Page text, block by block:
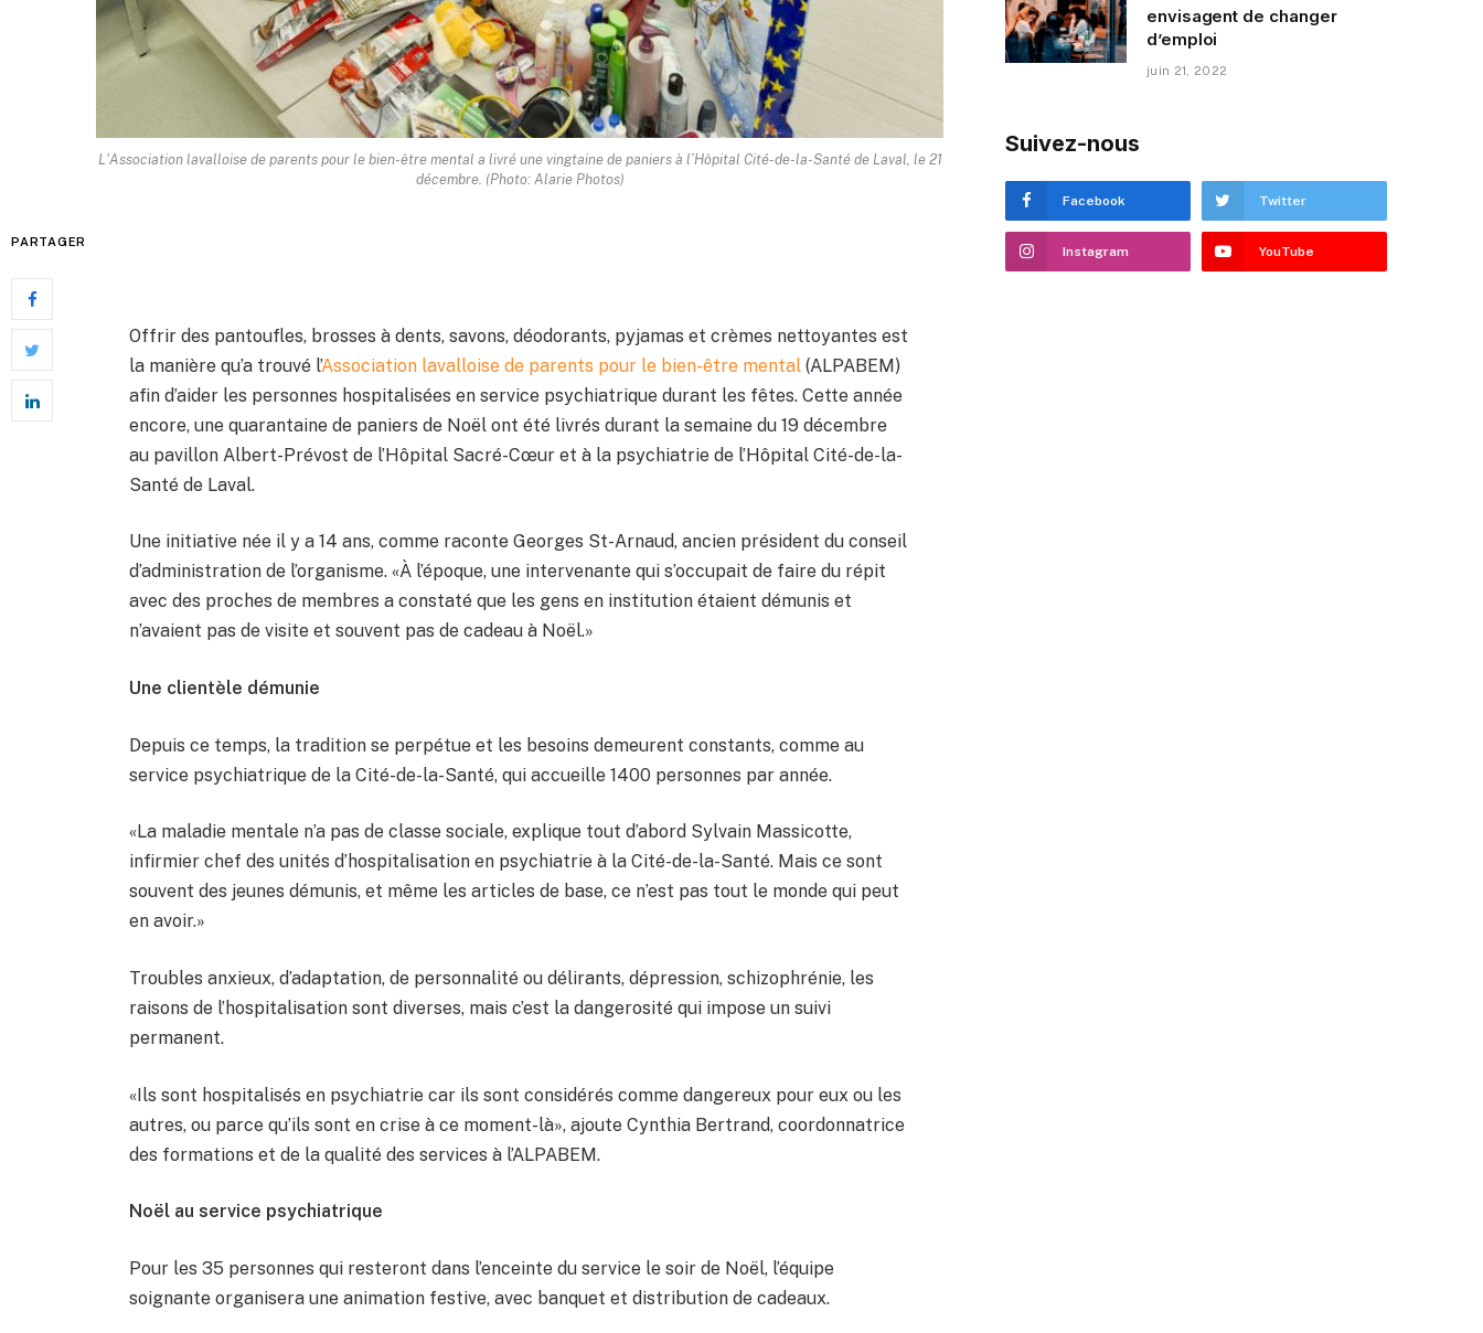
L'Association lavalloise de parents pour le bien-être mental a livré une vingtaine de paniers à l’Hôpital Cité-de-la-Santé de Laval, le 21
décembre. (Photo: Alarie Photos)
PARTAGER
Offrir des pantoufles, brosses à dents, savons, déodorants, pyjamas et crèmes nettoyantes est
la manière qu’a trouvé l’Association lavalloise de parents pour le bien-être mental (ALPABEM)
afin d’aider les personnes hospitalisées en service psychiatrique durant les fêtes. Cette année
encore, une quarantaine de paniers de Noël ont été livrés durant la semaine du 19 décembre
au pavillon Albert-Prévost de l’Hôpital Sacré-Cœur et à la psychiatrie de l’Hôpital Cité-de-la-
Santé de Laval.
Une initiative née il y a 14 ans, comme raconte Georges St-Arnaud, ancien président du conseil
d’administration de l’organisme. «À l’époque, une intervenante qui s’occupait de faire du répit
avec des proches de membres a constaté que les gens en institution étaient démunis et
n’avaient pas de visite et souvent pas de cadeau à Noël.»
Une clientèle démunie
Depuis ce temps, la tradition se perpétue et les besoins demeurent constants, comme au
service psychiatrique de la Cité-de-la-Santé, qui accueille 1400 personnes par année.
«La maladie mentale n’a pas de classe sociale, explique tout d’abord Sylvain Massicotte,
infirmier chef des unités d’hospitalisation en psychiatrie à la Cité-de-la-Santé. Mais ce sont
souvent des jeunes démunis, et même les articles de base, ce n’est pas tout le monde qui peut
en avoir.»
Troubles anxieux, d’adaptation, de personnalité ou délirants, dépression, schizophrénie, les
raisons de l’hospitalisation sont diverses, mais c’est la dangerosité qui impose un suivi
permanent.
«Ils sont hospitalisés en psychiatrie car ils sont considérés comme dangereux pour eux ou les
autres, ou parce qu’ils sont en crise à ce moment-là», ajoute Cynthia Bertrand, coordonnatrice
des formations et de la qualité des services à l’ALPABEM.
Noël au service psychiatrique
Pour les 35 personnes qui resteront dans l’enceinte du service le soir de Noël, l’équipe
soignante organisera une animation festive, avec banquet et distribution de cadeaux.
envisagent de changer
d’emploi
juin 21, 2022
Suivez-nous
Facebook Twitter
Instagram YouTube